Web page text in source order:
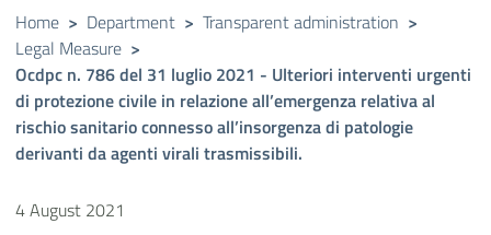
Condividi su Twitter
Home > Department > Transparent administration >
Legal Measure >
Ocdpc n. 786 del 31 luglio 2021 - Ulteriori interventi urgenti
di protezione civile in relazione all’emergenza relativa al
rischio sanitario connesso all’insorgenza di patologie
derivanti da agenti virali trasmissibili.
4 August 2021